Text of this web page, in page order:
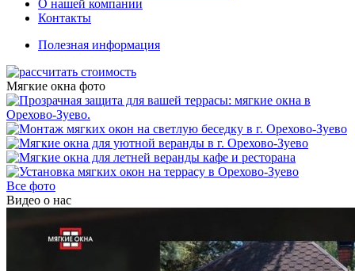
О нашей компании
Контакты
Полезная информация
Мягкие окна фото
Все фото
Видео о нас